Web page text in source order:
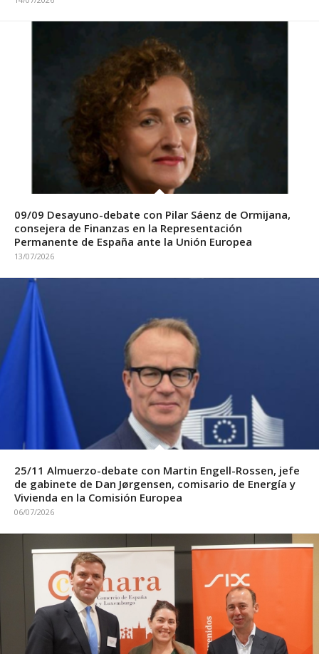
09/09 Desayuno-debate con Pilar Sáenz de Ormijana,
consejera de Finanzas en la Representación
Permanente de España ante la Unión Europea
13/07/2026
25/11 Almuerzo-debate con Martin Engell-Rossen, jefe
de gabinete de Dan Jørgensen, comisario de Energía y
Vivienda en la Comisión Europea
06/07/2026